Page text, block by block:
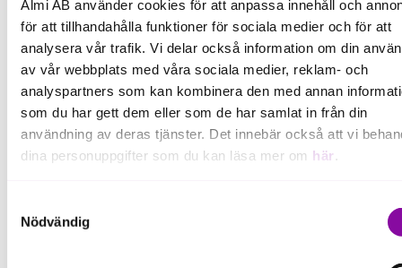
Almi AB använder cookies för att anpassa innehåll och
för att tillhandahålla funktioner för sociala medier och för att
analysera vår trafik. Vi delar också information om din
av vår webbplats med våra sociala medier, reklam- och
analyspartners som kan kombinera den med annan
som du har gett dem eller som de har samlat in från din
användning av deras tjänster. Det innebär också att vi
dina personuppgifter som du kan läsa mer om här
delning av information enligt ovan, inte att ske, förutom för
som är nödvändiga för att hemsidan ska fungera se mer
Nödvändig
Fler pressmeddelanden
Läs mer